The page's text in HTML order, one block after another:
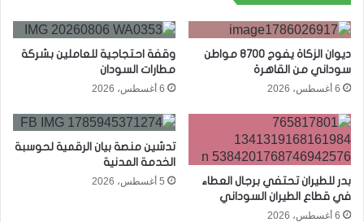
ديوان الزكاة يفوج 8700 مواطن
سوداني من القاهرة
6 أغسطس، 2026
وقفة احتجاجية للعاملين بشركة
مطارات السودان
6 أغسطس، 2026
بدر للطيران تحتفي برجال العطاء
في قطاع الطيران السوداني
6 أغسطس، 2026
تدشين منصة بيان الرقمية لحوسبة
الخدمة المدنية
5 أغسطس، 2026